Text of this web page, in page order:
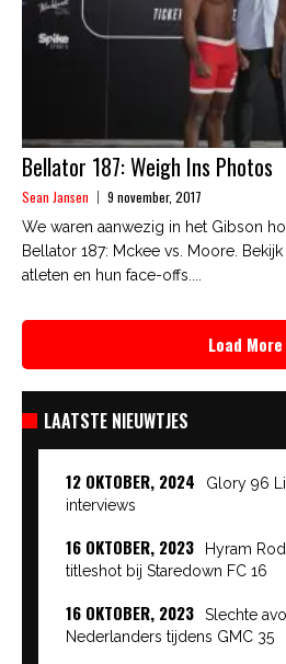
Bellator 187: Weigh Ins Photos
Sean Jansen 9 november, 2017
We waren aanwezig in het Gibson
Bellator 187: Mckee vs. Moore.
atleten en hun face-offs....
Load More
LAATSTE NIEUWTJES
12 OKTOBER, 2024
Glory 96
interviews
16 OKTOBER, 2023
Hyram
titleshot bij Staredown FC 16
16 OKTOBER, 2023
Slechte
Nederlanders tijdens GMC 35